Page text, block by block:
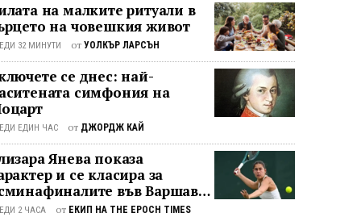
на малките ритуали в
на човешкия живот
32 МИНУТИ от УОЛКЪР ЛАРСЪН
се днес: най-
симфония на
ЕДИН ЧАС от ДЖОРДЖ КАЙ
Янева показа
и се класира за
във Варшава
впечатляващ обрат
2 ЧАСА от ЕКИП НА THE EPOCH TIMES